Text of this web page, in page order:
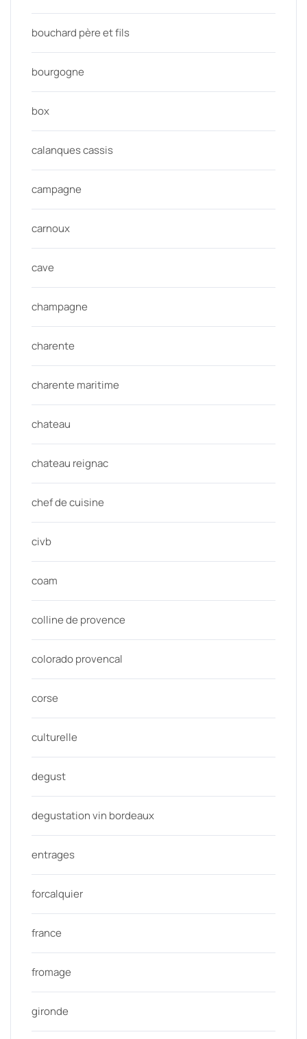
bouchard père et fils
bourgogne
box
calanques cassis
campagne
carnoux
cave
champagne
charente
charente maritime
chateau
chateau reignac
chef de cuisine
civb
coam
colline de provence
colorado provencal
corse
culturelle
degust
degustation vin bordeaux
entrages
forcalquier
france
fromage
gironde